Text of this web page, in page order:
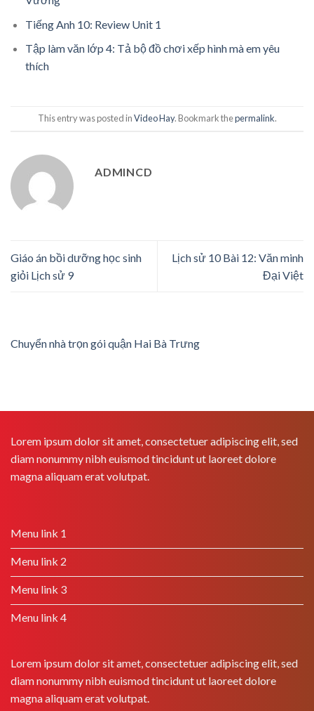
Tiếng Anh 10: Review Unit 1
Tập làm văn lớp 4: Tả bộ đồ chơi xếp hình mà em yêu
thích
This entry was posted inVideo Hay. Bookmark thepermalink.
ADMINCD
Giáo án bồi dưỡng học sinh
giỏi Lịch sử 9
Lịch sử 10 Bài 12: Văn minh
Đại Việt
Chuyển nhà trọn gói quận Hai Bà Trưng
Lorem ipsum dolor sit amet, consectetuer adipiscing elit, sed
diam nonummy nibh euismod tincidunt ut laoreet dolore
magna aliquam erat volutpat.
Menu link 1
Menu link 2
Menu link 3
Menu link 4
Lorem ipsum dolor sit amet, consectetuer adipiscing elit, sed
diam nonummy nibh euismod tincidunt ut laoreet dolore
magna aliquam erat volutpat.